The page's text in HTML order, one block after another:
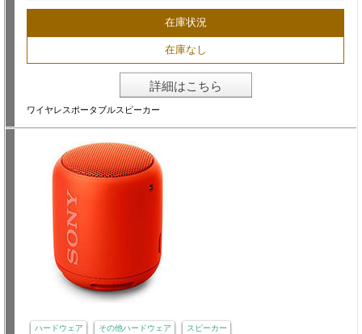
在庫状況
在庫なし
詳細はこちら
ワイヤレスポータブルスピーカー
ハードウェア その他ハードウェア スピーカー